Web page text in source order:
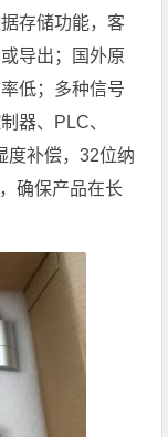
存储功能，客
导出；国外原
低；多种信号
器、PLC、
度补偿，32位纳
确保产品在长